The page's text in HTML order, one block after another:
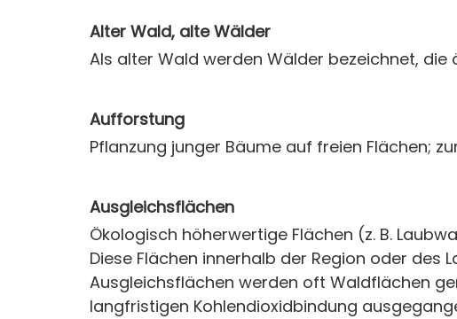
Alter Wald, alte Wälder
Als alter Wald werden Wälder bezeichnet,
Aufforstung
Pflanzung junger Bäume auf freien Flächen;
Ausgleichsflächen
Ökologisch höherwertige Flächen (z. B.
Diese Flächen innerhalb der Region oder
Ausgleichsflächen werden oft Waldflächen
langfristigen Kohlendioxidbindung